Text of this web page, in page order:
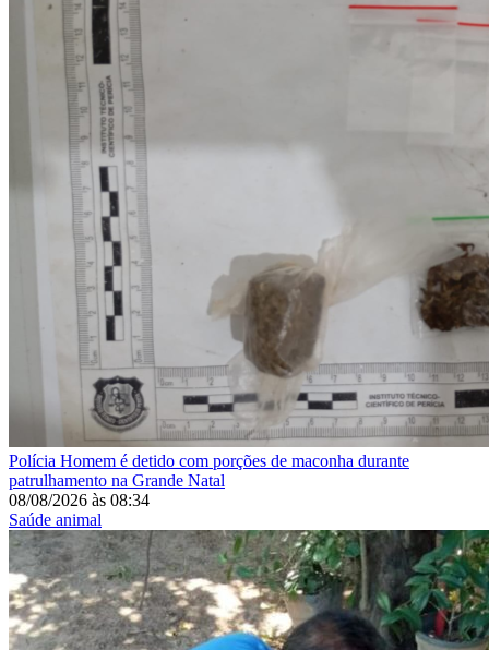
Polícia Homem é detido com porções de maconha durante
patrulhamento na Grande Natal
08/08/2026 às 08:34
Saúde animal